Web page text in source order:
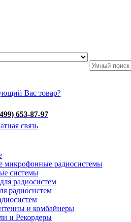
Вас товар?
653-87-97
связь
микрофонные радиосистемы
системы
радиосистем
радиосистем
и комбайнеры
и Рекордеры